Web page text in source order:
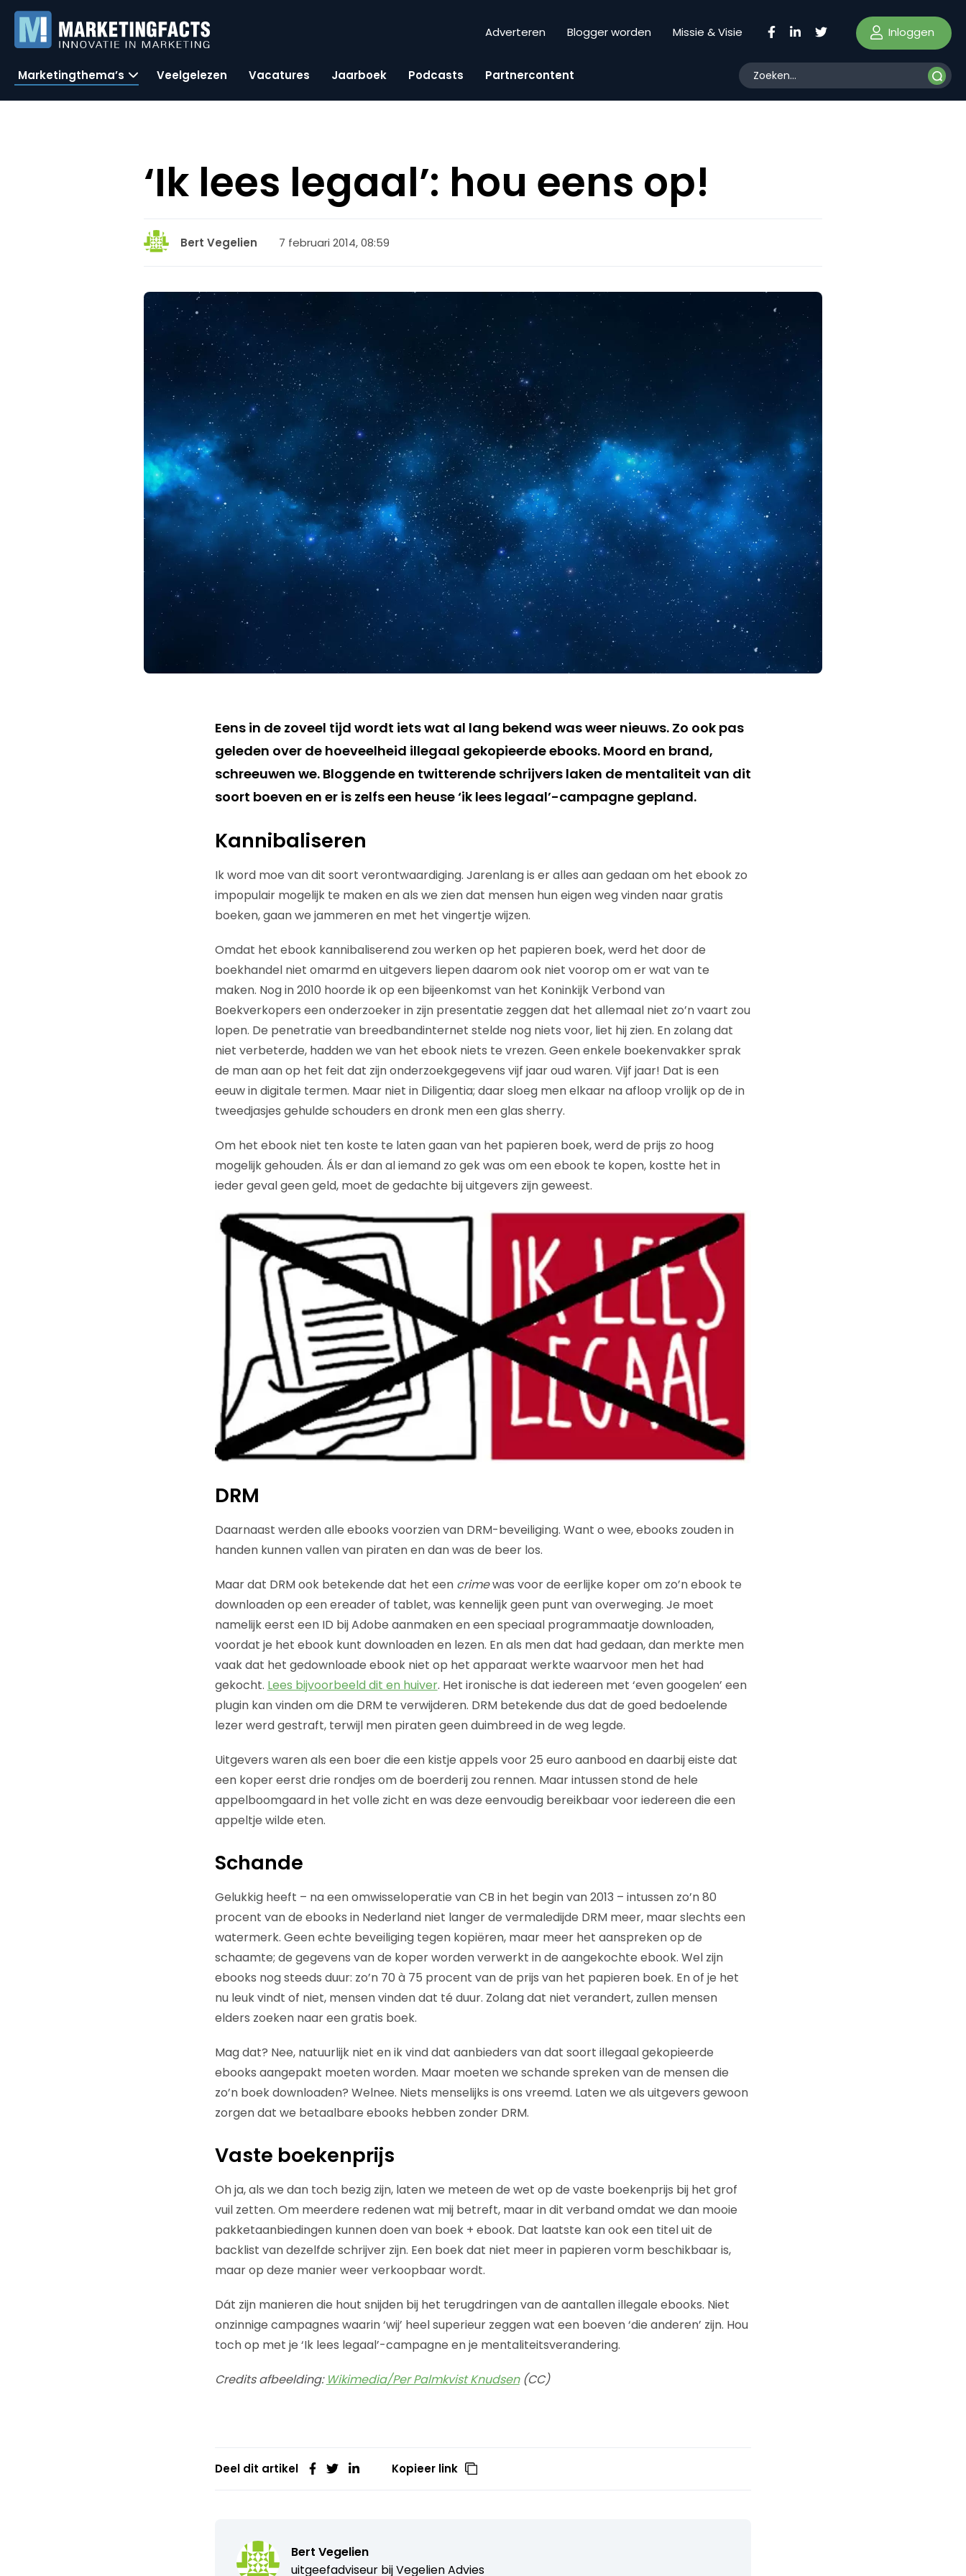
Adverteren Blogger worden Missie & Visie Inloggen
Marketingthema’s Veelgelezen Vacatures Jaarboek Podcasts Partnercontent
‘Ik lees legaal’: hou eens op!
Bert Vegelien 7 februari 2014, 08:59
Eens in de zoveel tijd wordt iets wat al lang bekend was weer nieuws. Zo ook pas
geleden over de hoeveelheid illegaal gekopieerde ebooks. Moord en brand,
schreeuwen we. Bloggende en twitterende schrijvers laken de mentaliteit van dit
soort boeven en er is zelfs een heuse ‘ik lees legaal’-campagne gepland.
Kannibaliseren
Ik word moe van dit soort verontwaardiging. Jarenlang is er alles aan gedaan om het ebook zo
impopulair mogelijk te maken en als we zien dat mensen hun eigen weg vinden naar gratis
boeken, gaan we jammeren en met het vingertje wijzen.
Omdat het ebook kannibaliserend zou werken op het papieren boek, werd het door de
boekhandel niet omarmd en uitgevers liepen daarom ook niet voorop om er wat van te
maken. Nog in 2010 hoorde ik op een bijeenkomst van het Koninkijk Verbond van
Boekverkopers een onderzoeker in zijn presentatie zeggen dat het allemaal niet zo’n vaart zou
lopen. De penetratie van breedbandinternet stelde nog niets voor, liet hij zien. En zolang dat
niet verbeterde, hadden we van het ebook niets te vrezen. Geen enkele boekenvakker sprak
de man aan op het feit dat zijn onderzoekgegevens vijf jaar oud waren. Vijf jaar! Dat is een
eeuw in digitale termen. Maar niet in Diligentia; daar sloeg men elkaar na afloop vrolijk op de in
tweedjasjes gehulde schouders en dronk men een glas sherry.
Om het ebook niet ten koste te laten gaan van het papieren boek, werd de prijs zo hoog
mogelijk gehouden. Áls er dan al iemand zo gek was om een ebook te kopen, kostte het in
ieder geval geen geld, moet de gedachte bij uitgevers zijn geweest.
DRM
Daarnaast werden alle ebooks voorzien van DRM-beveiliging. Want o wee, ebooks zouden in
handen kunnen vallen van piraten en dan was de beer los.
Maar dat DRM ook betekende dat het een crimewas voor de eerlijke koper om zo’n ebook te
downloaden op een ereader of tablet, was kennelijk geen punt van overweging. Je moet
namelijk eerst een ID bij Adobe aanmaken en een speciaal programmaatje downloaden,
voordat je het ebook kunt downloaden en lezen. En als men dat had gedaan, dan merkte men
vaak dat het gedownloade ebook niet op het apparaat werkte waarvoor men het had
gekocht. Lees bijvoorbeeld dit en huiver. Het ironische is dat iedereen met ‘even googelen’ een
plugin kan vinden om die DRM te verwijderen. DRM betekende dus dat de goed bedoelende
lezer werd gestraft, terwijl men piraten geen duimbreed in de weg legde.
Uitgevers waren als een boer die een kistje appels voor 25 euro aanbood en daarbij eiste dat
een koper eerst drie rondjes om de boerderij zou rennen. Maar intussen stond de hele
appelboomgaard in het volle zicht en was deze eenvoudig bereikbaar voor iedereen die een
appeltje wilde eten.
Schande
Gelukkig heeft – na een omwisseloperatie van CB in het begin van 2013 – intussen zo’n 80
procent van de ebooks in Nederland niet langer de vermaledijde DRM meer, maar slechts een
watermerk. Geen echte beveiliging tegen kopiëren, maar meer het aanspreken op de
schaamte; de gegevens van de koper worden verwerkt in de aangekochte ebook. Wel zijn
ebooks nog steeds duur: zo’n 70 à 75 procent van de prijs van het papieren boek. En of je het
nu leuk vindt of niet, mensen vinden dat té duur. Zolang dat niet verandert, zullen mensen
elders zoeken naar een gratis boek.
Mag dat? Nee, natuurlijk niet en ik vind dat aanbieders van dat soort illegaal gekopieerde
ebooks aangepakt moeten worden. Maar moeten we schande spreken van de mensen die
zo’n boek downloaden? Welnee. Niets menselijks is ons vreemd. Laten we als uitgevers gewoon
zorgen dat we betaalbare ebooks hebben zonder DRM.
Vaste boekenprijs
Oh ja, als we dan toch bezig zijn, laten we meteen de wet op de vaste boekenprijs bij het grof
vuil zetten. Om meerdere redenen wat mij betreft, maar in dit verband omdat we dan mooie
pakketaanbiedingen kunnen doen van boek + ebook. Dat laatste kan ook een titel uit de
backlist van dezelfde schrijver zijn. Een boek dat niet meer in papieren vorm beschikbaar is,
maar op deze manier weer verkoopbaar wordt.
Dát zijn manieren die hout snijden bij het terugdringen van de aantallen illegale ebooks. Niet
onzinnige campagnes waarin ‘wij’ heel superieur zeggen wat een boeven ‘die anderen’ zijn. Hou
toch op met je ‘Ik lees legaal’-campagne en je mentaliteitsverandering.
Credits afbeelding: Wikimedia/Per Palmkvist Knudsen(CC)
Deel dit artikel Kopieer link
Bert Vegelien
uitgeefadviseur bij Vegelien Advies